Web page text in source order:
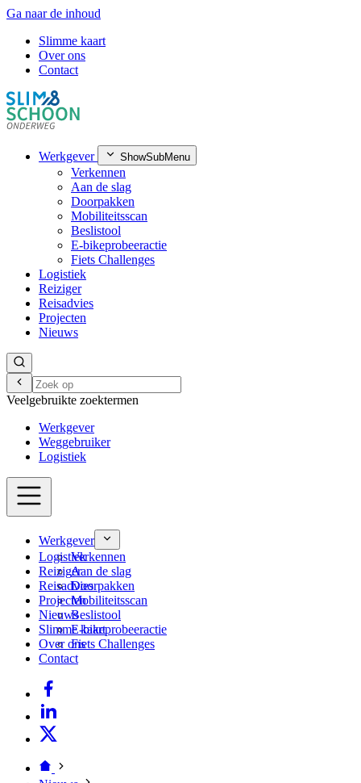
Ga naar de inhoud
Slimme kaart
Over ons
Contact
Werkgever ShowSubMenu
Verkennen
Aan de slag
Doorpakken
Mobiliteitsscan
Beslistool
E-bikeprobeeractie
Fiets Challenges
Logistiek
Reiziger
Reisadvies
Projecten
Nieuws
Veelgebruikte zoektermen
Werkgever
Weggebruiker
Logistiek
Werkgever
Verkennen
Aan de slag
Doorpakken
Mobiliteitsscan
Beslistool
E-bikeprobeeractie
Fiets Challenges
Logistiek
Reiziger
Reisadvies
Projecten
Nieuws
Slimme kaart
Over ons
Contact